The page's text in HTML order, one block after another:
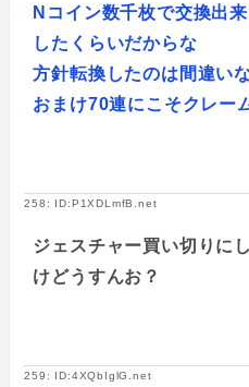
Nコイン数千枚で交換出
したくらいだからな
方針転換したのは間違い
おまけ70連にこそクレー
258: ID:P1XDLmfB.net
ジェスチャー買い切りに
けどうすんお？
259: ID:4XQbIglG.net